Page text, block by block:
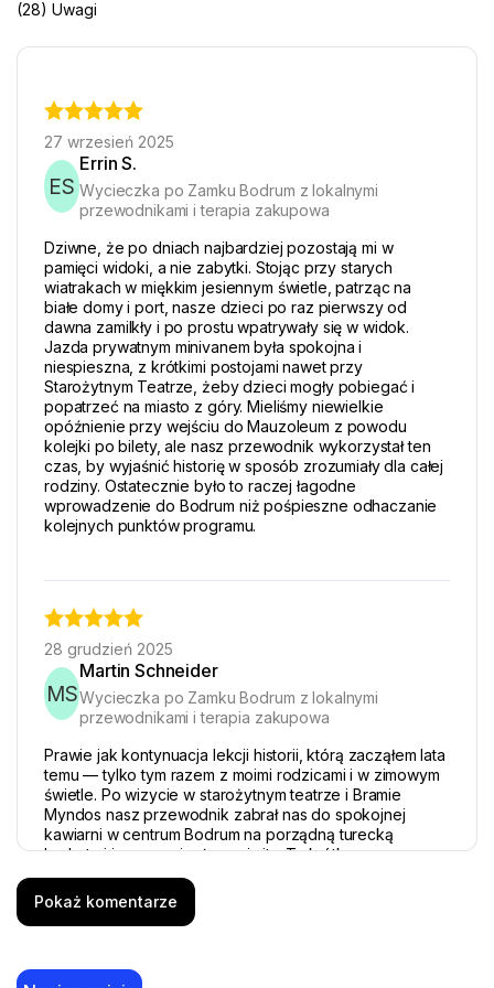
(28) Uwagi
27 wrzesień 2025
ES
Errin S.
Wycieczka po Zamku Bodrum z lokalnymi
przewodnikami i terapia zakupowa
Dziwne, że po dniach najbardziej pozostają mi w
pamięci widoki, a nie zabytki. Stojąc przy starych
wiatrakach w miękkim jesiennym świetle, patrząc na
białe domy i port, nasze dzieci po raz pierwszy od
dawna zamilkły i po prostu wpatrywały się w widok.
Jazda prywatnym minivanem była spokojna i
niespieszna, z krótkimi postojami nawet przy
Starożytnym Teatrze, żeby dzieci mogły pobiegać i
popatrzeć na miasto z góry. Mieliśmy niewielkie
opóźnienie przy wejściu do Mauzoleum z powodu
kolejki po bilety, ale nasz przewodnik wykorzystał ten
czas, by wyjaśnić historię w sposób zrozumiały dla całej
rodziny. Ostatecznie było to raczej łagodne
wprowadzenie do Bodrum niż pośpieszne odhaczanie
kolejnych punktów programu.
28 grudzień 2025
MS
Martin Schneider
Wycieczka po Zamku Bodrum z lokalnymi
przewodnikami i terapia zakupowa
Prawie jak kontynuacja lekcji historii, którą zacząłem lata
temu — tylko tym razem z moimi rodzicami i w zimowym
świetle. Po wizycie w starożytnym teatrze i Bramie
Myndos nasz przewodnik zabrał nas do spokojnej
kawiarni w centrum Bodrum na porządną turecką
herbatę i jeszcze ciepłego simita. Ta krótka przerwa,
podczas której patrzyliśmy na port i ogrzewaliśmy
dłonie na szklankach, była dla moich rodziców
najprzyjemniejszą częścią wycieczki. Mercedesowy van
czas oczekiwania przy kasie Mauzoleum, bo tego dnia
Pokaż komentarze